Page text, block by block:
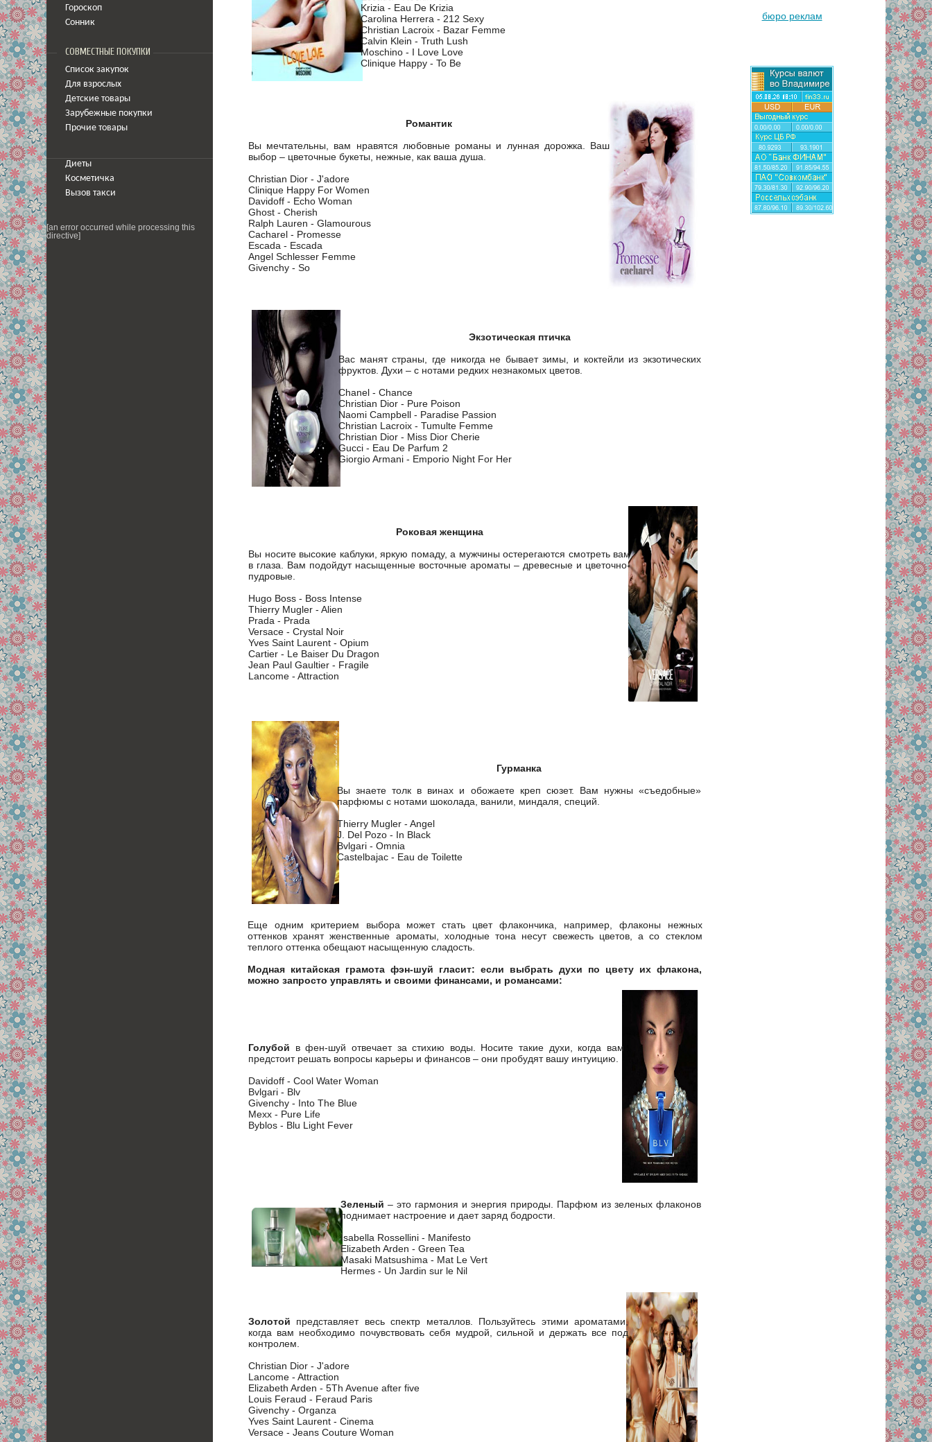
Гороскоп
Сонник
СОВМЕСТНЫЕ ПОКУПКИ
Список закупок
Для взрослых
Детские товары
Зарубежные покупки
Прочие товары
Диеты
Косметичка
Вызов такси
[an error occurred while processing this
directive]
Krizia - Eau De Krizia
Carolina Herrera - 212 Sexy
Christian Lacroix - Bazar Femme
Calvin Klein - Truth Lush
Moschino - I Love Love
Clinique Happy - To Be
Романтик
Вы мечтательны, вам нравятся любовные романы и лунная дорожка. Ваш
выбор – цветочные букеты, нежные, как ваша душа.
Christian Dior - J'adore
Clinique Happy For Women
Davidoff - Echo Woman
Ghost - Cherish
Ralph Lauren - Glamourous
Cacharel - Promesse
Escada - Escada
Angel Schlesser Femme
Givenchy - So
Экзотическая птичка
Вас манят страны, где никогда не бывает зимы, и коктейли из экзотических
фруктов. Духи – с нотами редких незнакомых цветов.
Chanel - Chance
Christian Dior - Pure Poison
Naomi Campbell - Paradise Passion
Christian Lacroix - Tumulte Femme
Christian Dior - Miss Dior Cherie
Gucci - Eau De Parfum 2
Giorgio Armani - Emporio Night For Her
Роковая женщина
Вы носите высокие каблуки, яркую помаду, а мужчины остерегаются смотреть вам
в глаза. Вам подойдут насыщенные восточные ароматы – древесные и цветочно-
пудровые.
Hugo Boss - Boss Intense
Thierry Mugler - Alien
Prada - Prada
Versace - Crystal Noir
Yves Saint Laurent - Opium
Cartier - Le Baiser Du Dragon
Jean Paul Gaultier - Fragile
Lancome - Attraction
Гурманка
Вы знаете толк в винах и обожаете креп сюзет. Вам нужны «съедобные»
парфюмы с нотами шоколада, ванили, миндаля, специй.
Thierry Mugler - Angel
J. Del Pozo - In Black
Bvlgari - Omnia
Castelbajac - Eau de Toilette
Еще одним критерием выбора может стать цвет флакончика, например, флаконы нежных
оттенков хранят женственные ароматы, холодные тона несут свежесть цветов, а со стеклом
теплого оттенка обещают насыщенную сладость.
Модная китайская грамота фэн-шуй гласит: если выбрать духи по цвету их флакона,
можно запросто управлять и своими финансами, и романсами:
Голубой в фен-шуй отвечает за стихию воды. Носите такие духи, когда вам
предстоит решать вопросы карьеры и финансов – они пробудят вашу интуицию.
Davidoff - Cool Water Woman
Bvlgari - Blv
Givenchy - Into The Blue
Mexx - Pure Life
Byblos - Blu Light Fever
Зеленый – это гармония и энергия природы. Парфюм из зеленых флаконов
поднимает настроение и дает заряд бодрости.
Isabella Rossellini - Manifesto
Elizabeth Arden - Green Tea
Masaki Matsushima - Mat Le Vert
Hermes - Un Jardin sur le Nil
Золотой представляет весь спектр металлов. Пользуйтесь этими ароматами,
когда вам необходимо почувствовать себя мудрой, сильной и держать все под
контролем.
Christian Dior - J'adore
Lancome - Attraction
Elizabeth Arden - 5Th Avenue after five
Louis Feraud - Feraud Paris
Givenchy - Organza
Yves Saint Laurent - Cinema
Versace - Jeans Couture Woman
бюро реклам